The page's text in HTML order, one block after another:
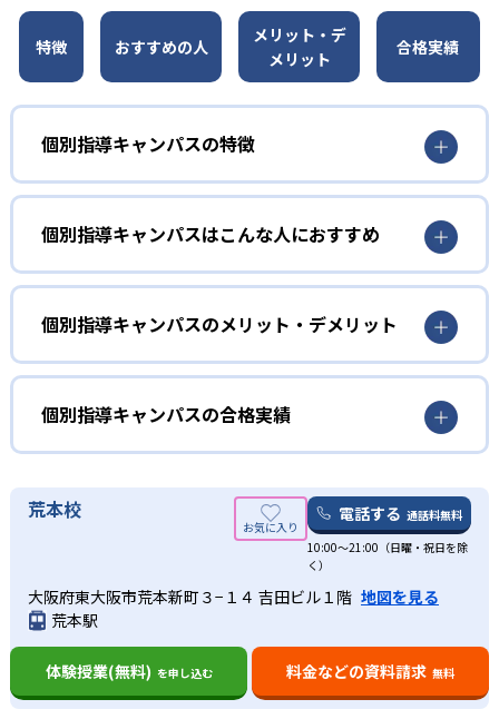
特徴 おすすめの人
メリット・デ
メリット
合格実績
個別指導キャンパスの特徴
01
成績保証制度あり
個別指導キャンパスでは、入塾後1年以内に、学校の定期テ
ストで定められた基準以上の成績を収めなかった場合、3ヶ
月間授業料免除で追加指導を行っている。
02 専用教材を使用した個別指導
個別指導専用教材は、講師の説明がほとんど必要ないほど
解説が豊富なため、講師の力量に左右されることなく、子
どもの学力に沿って学習を進められる。また、生徒一人ひ
とりにカスタマイズしたカリキュラムを作成している。授
リーズナブルな授業料
個別指導キャンパスは、口コミで入塾する生徒が大半を占
めている。
そのため、広告費に費用をかけない分、授業料を安く抑え
ている。
個別指導キャンパスはこんな人におすすめ
小学生
学校の授業を先取りしたい子ども向け
個別指導キャンパスでは、小学校の学習内容の定着に重点
を置いている。学校の授業がより一層わかるように、少し
先取りして学習することができる。
勉強に苦手意識がある中高一貫校の生徒向け
個別指導キャンパスでは「中高一貫校サポートコース」を
設けている。それぞれの学校の進度に合わせた問題を用意
しており、入念なテスト対策も行っている。
高校生
難関大学受験を目指す生徒向け
個別指導キャンパスでは「難関国公立大学進学コース」や
「難関私立大学進学コース」を設けている。志望大学の入
個別指導キャンパスのメリット・デメリット
どんなメリットがある？
個別指導キャンパスには、柔軟な振替制度が整っている。
月に何度も振替が可能で、また授業当日の連絡でも振替対
応が可能だ
また、他塾と比較して授業料が非常にリーズナブルであ
る。
どんなデメリットがある？
個別指導キャンパスではクラス授業を行っていない。その
ため他の生徒と切磋琢磨しながらライバル心を持って学習
に励みたい生徒には、少し物足りない可能性がある。
個別指導キャンパスの合格実績
個別指導キャンパスは合格実績を公式サイトで公開し、合
格した学校を多数記載している。合格実績は以下の通りで
中学校の合格実績
海城中学校 -
東洋英和女学院中学校 -
荒本校 電話する 通話料無料
10:00～21:00（日曜・祝日を除
く）
大阪府東大阪市荒本新町３−１４ 吉田ビル１階 地図を見る
荒本駅
体験授業(無料) を申し込む 料金などの資料請求 無料